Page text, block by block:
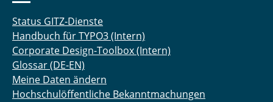
Status GITZ-Dienste
Handbuch für TYPO3 (Intern)
Corporate Design-Toolbox (Intern)
Glossar (DE-EN)
Meine Daten ändern
Hochschulöffentliche Bekanntmachungen